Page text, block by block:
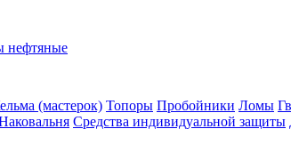
нефтяные
(мастерок) Топоры Пробойники Ломы
Средства индивидуальной защиты